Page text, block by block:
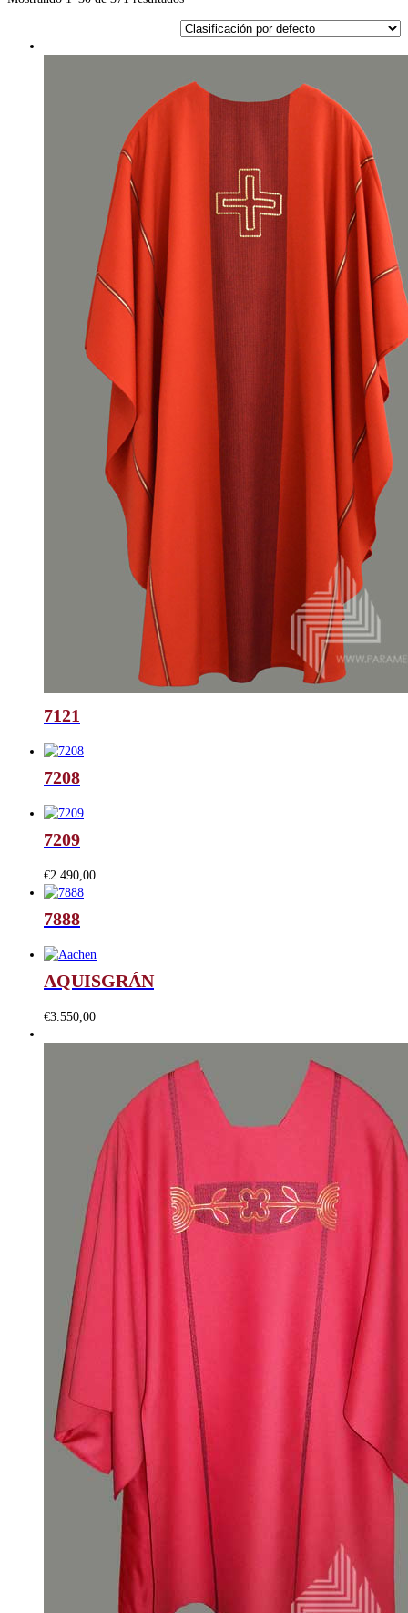
7121
7208
7209
€2.490,00
7888
AQUISGRÁN
€3.550,00